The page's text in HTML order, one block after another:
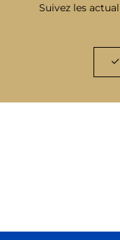
Suivez les